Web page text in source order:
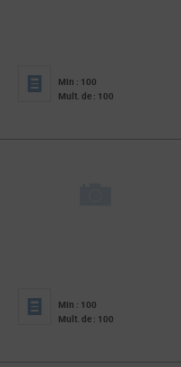
Min : 100
Mult. de : 100
Min : 100
Mult. de : 100